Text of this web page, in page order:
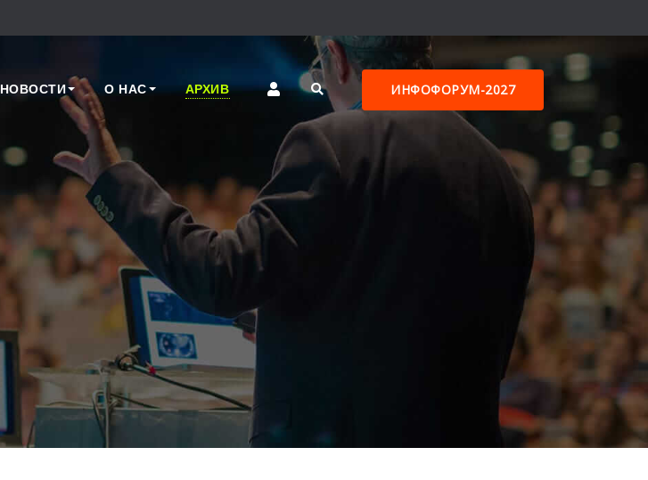
НОВОСТИ О НАС АРХИВ ИНФОФОРУМ-2027